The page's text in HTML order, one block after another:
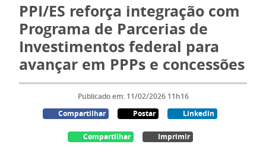
PPI/ES reforça integração com
Programa de Parcerias de
Investimentos federal para
avançar em PPPs e concessões
Publicado em: 11/02/2026 11h16
Compartilhar
Postar Linkedin
Compartilhar Imprimir